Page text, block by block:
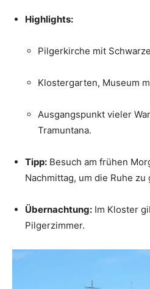
Highlights:
Pilgerkirche mit
Klostergarten, Museum
Ausgangspunkt vieler
Tramuntana.
Tipp: Besuch am frühen
Nachmittag, um die Ruhe zu
Übernachtung: Im Kloster
Pilgerzimmer.